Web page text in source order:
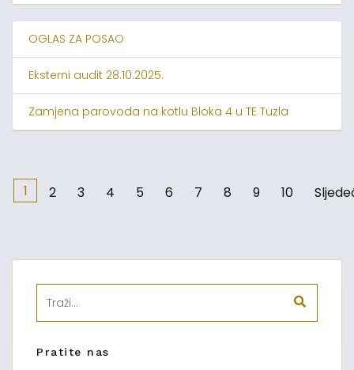
OGLAS ZA POSAO
Eksterni audit 28.10.2025.
Zamjena parovoda na kotlu Bloka 4 u TE Tuzla
1 2 3 4 5 6 7 8 9 10
Pratite nas